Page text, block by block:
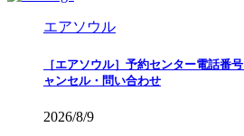
エアソウル
［エアソウル］予約センター電話番
ャンセル・問い合わせ
2026/8/9